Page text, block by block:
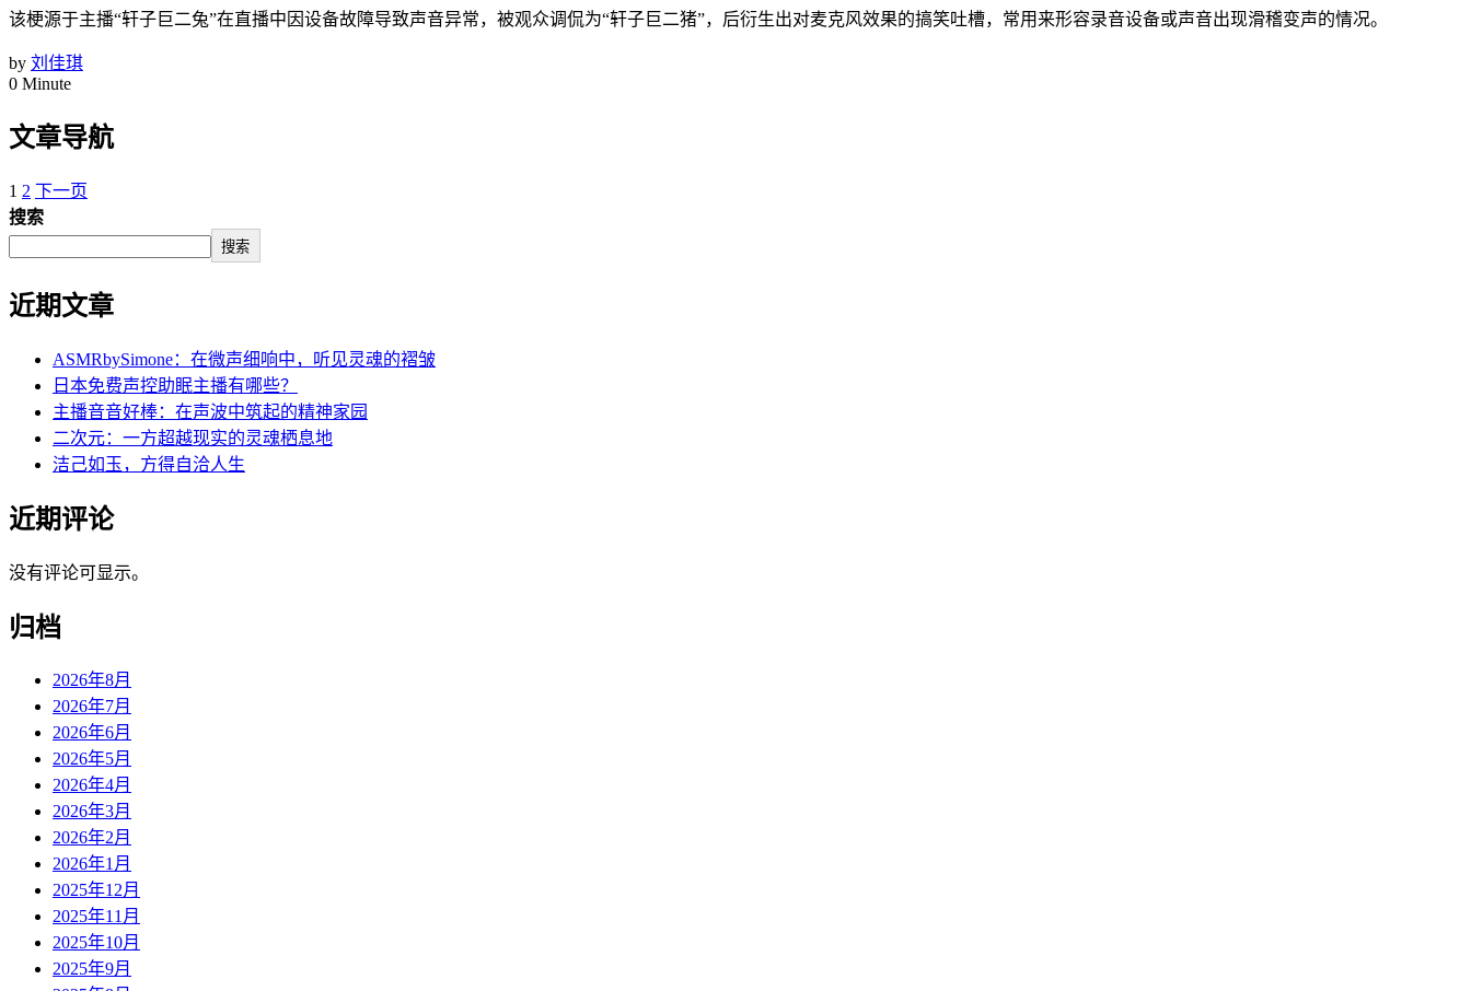
该梗源于主播“轩子巨二兔”在直播中因设备故障导致声音异常，被观众调侃为“轩子巨二猪”，后衍生出对麦克风效果的搞笑吐槽，常用来形容录音设备或声音出现滑稽变声的情况。
by 刘佳琪
0 Minute
文章导航
1 2 下一页
搜索
搜索
近期文章
ASMRbySimone：在微声细响中，听见灵魂的褶皱
日本免费声控助眠主播有哪些？
主播音音好棒：在声波中筑起的精神家园
二次元：一方超越现实的灵魂栖息地
洁己如玉，方得自洽人生
近期评论
没有评论可显示。
归档
2026年8月
2026年7月
2026年6月
2026年5月
2026年4月
2026年3月
2026年2月
2026年1月
2025年12月
2025年11月
2025年10月
2025年9月